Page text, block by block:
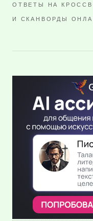
ОТВЕТЫ НА
И СКАНВОРДЫ